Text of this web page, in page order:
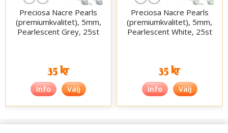
Preciosa Nacre Pearls
(premiumkvalitet), 5mm,
Pearlescent Grey, 25st
35 kr
Info Välj
Preciosa Nacre Pearls
(premiumkvalitet), 5mm,
Pearlescent White, 25st
35 kr
Info Välj